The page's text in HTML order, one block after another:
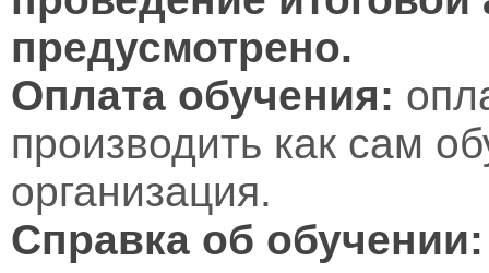
предусмотрено.
Оплата обучения:
производить как сам
организация.
Справка об обучении: